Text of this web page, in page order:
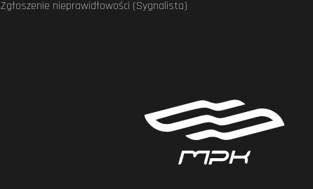
Zgłoszenie nieprawidłowości (Sygnalista)